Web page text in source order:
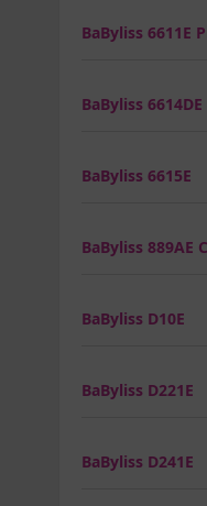
BaByliss 6611E
BaByliss
BaByliss 6615E
BaByliss 889AE
BaByliss D10E
BaByliss D221E
BaByliss D241E